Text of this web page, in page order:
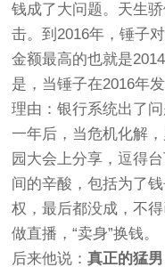
钱成了大问题。天生
击。到2016年，锤子
金额最高的也就是
是，当锤子在2016年
理由：银行系统出了问
一年后，当危机化解
园大会上分享，逗得
间的辛酸，包括为了
权，最后都没成，不
做直播，“卖身”换钱。
后来他说：真正的猛